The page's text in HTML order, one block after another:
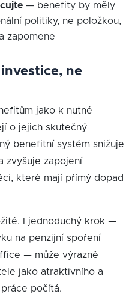
— benefity by měly
politiky, ne položkou,
zapomene
ne
jako k nutné
o jejich skutečný
benefitní systém snižuje
zvyšuje zapojení
které mají přímý dopad
I jednoduchý krok —
na penzijní spoření
— může výrazně
jako atraktivního a
počítá.